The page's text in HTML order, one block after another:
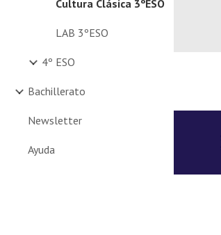
Cultura Clásica 3ºESO
LAB 3ºESO
4º ESO
Bachillerato
Newsletter
Ayuda